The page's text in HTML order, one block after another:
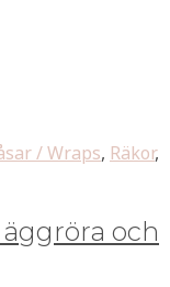
/ Wraps, Räkor,
och